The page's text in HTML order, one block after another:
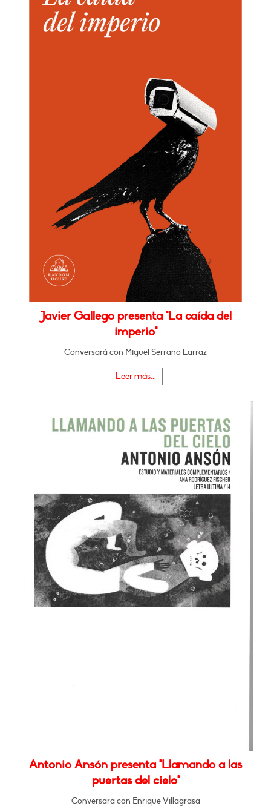
Javier Gallego presenta "La caída del
imperio"
Conversará con Miguel Serrano Larraz
Leer más...
Antonio Ansón presenta "Llamando a las
puertas del cielo"
Conversará con Enrique Villagrasa